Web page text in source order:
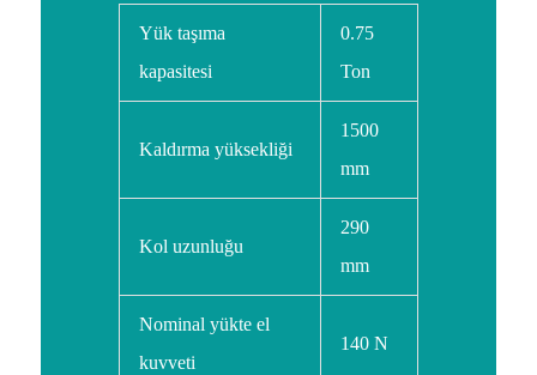
Yük taşıma
kapasitesi
0.75
Ton
Kaldırma yüksekliği
1500
mm
Kol uzunluğu
290
mm
Nominal yükte el
kuvveti
140 N